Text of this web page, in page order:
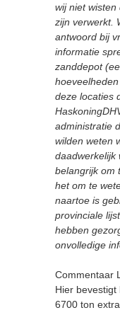
wij niet
zijn verwerkt.
antwoord bij
informatie
zanddepot
deze locaties
administratie
wilden weten
daadwerkelijk
belangrijk om
het om te
naartoe is
provinciale
hebben
onvolledige
Commentaar
Hier
6700 ton